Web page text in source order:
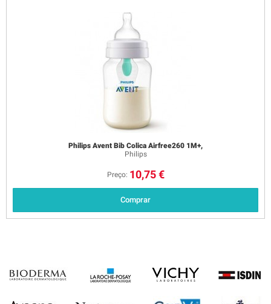
Philips Avent Bib Colica Airfree260 1M+,
Philips
Preço: 10,75 €
Comprar